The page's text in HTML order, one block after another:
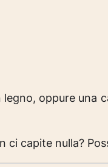
oppure una
ci capite nulla?